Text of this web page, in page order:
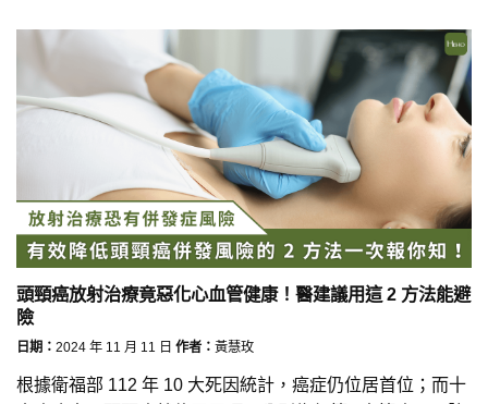
頭頸癌放射治療竟惡化心血管健康！醫建議用這 2 方法能避
險
日期： 2024 年 11 月 11 日 作者： 黃慧玫
根據衛福部 112 年 10 大死因統計，癌症仍位居首位；而十